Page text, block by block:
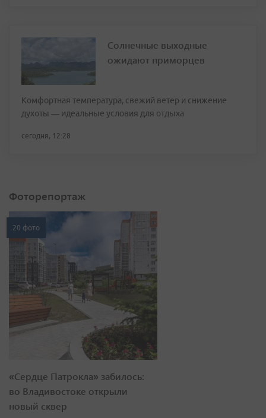
Солнечные выходные
ожидают приморцев
Комфортная температура, свежий ветер и снижение
духоты — идеальные условия для отдыха
сегодня, 12:28
Фоторепортаж
20 фото
«Сердце Патрокла» забилось:
во Владивостоке открыли
новый сквер